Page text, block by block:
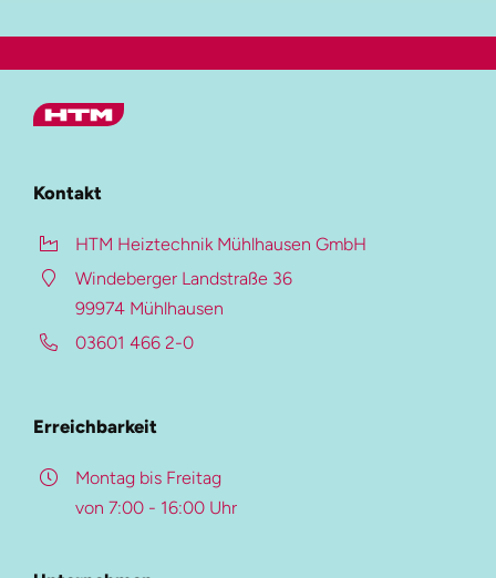
Kontakt
HTM Heiztechnik Mühlhausen GmbH
Windeberger Landstraße 36
99974 Mühlhausen
03601 466 2-0
Erreichbarkeit
Montag bis Freitag
von 7:00 - 16:00 Uhr
Auf dieser Seite
Hauptmenü
HTM Verzinkung
HTM Beschichtung
HTM-Magazin
Karriere-Portal
Kontakt